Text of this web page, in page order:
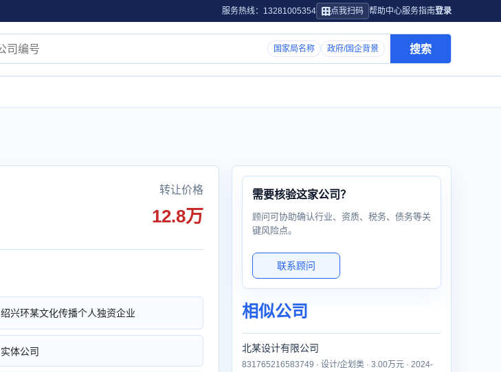
服务热线：13281005354 点我扫码 帮助中心服务指南登录
国家局名称 政府/国企背景 搜索
转让价格
12.8万
绍兴环某文化传播个人独资企业
实体公司
需要核验这家公司？
顾问可协助确认行业、资质、税务、债务等关
键风险点。
联系顾问
相似公司
北某设计有限公司
831765216583749 · 设计/企划类 · 3.00万元 · 2024-